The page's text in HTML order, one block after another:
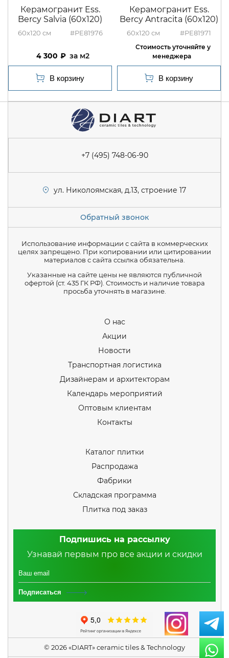
Керамогранит Ess.
Bercy Salvia (60x120)
60x120 #PE81976
4 300 м2
Керамогранит Ess.
Bercy Antracita (60x120)
60x120 #PE81971
+7 (495) 748-06-90
ул. Николоямская, д.13, строение 17
Обратный звонок
Использование информации с сайта в коммерческих
целях запрещено. При копировании или цитировании
материалов с сайта ссылка обязательна.
Указанные на сайте цены не являются публичной
офертой (ст. 435 ГК РФ). Стоимость и наличие товара
просьба уточнять в магазине.
О нас
Акции
Новости
Транспортная логистика
Дизайнерам и архитекторам
Календарь мероприятий
Оптовым клиентам
Контакты
Каталог плитки
Распродажа
Фабрики
Складская программа
Плитка под заказ
Подпишись на рассылку
Узнавай первым про все акции и скидки
Подписаться
© 2026 «DIART» ceramic tiles & Technology